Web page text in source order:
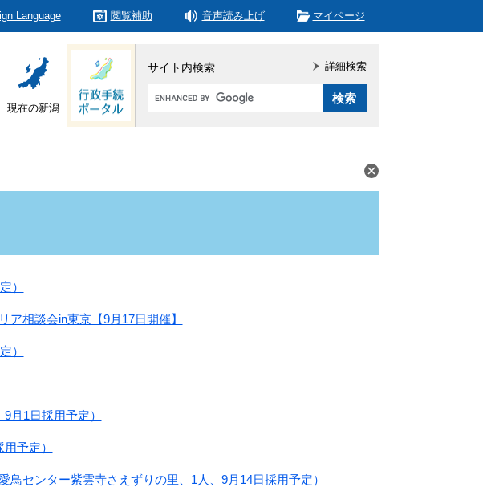
Language 閲覧補助 音声読み上げ マイページ
現在の新潟
サイト内検索
Google
索
詳細検索
）
ア相談会in東京【9月17日開催】
）
月1日採用予定）
予定）
センター紫雲寺さえずりの里、1人、9月14日採用予定）